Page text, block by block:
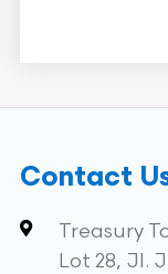
Contact
Treasury
Lot 28, Jl.